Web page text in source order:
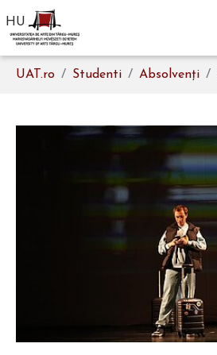
HU
UAT.ro
Studenti Absolvenți